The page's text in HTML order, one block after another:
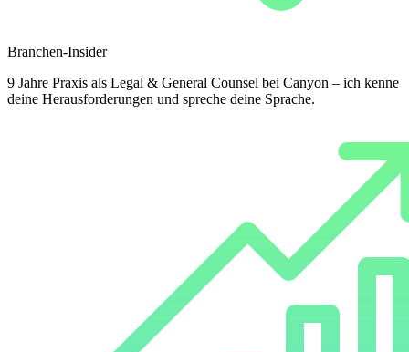
Branchen-Insider
9 Jahre Praxis als Legal & General Counsel bei Canyon – ich kenne
deine Herausforderungen und spreche deine Sprache.